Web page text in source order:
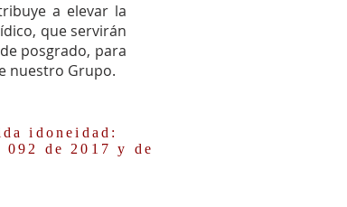
a elevar la
que servirán
posgrado, para
nuestro Grupo.
idoneidad:
de 2017 y de